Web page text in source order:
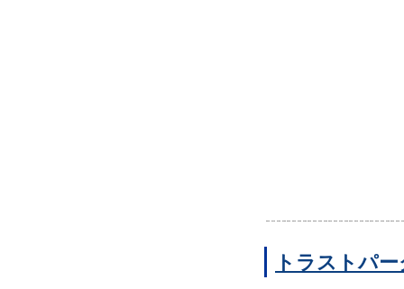
トラストパ